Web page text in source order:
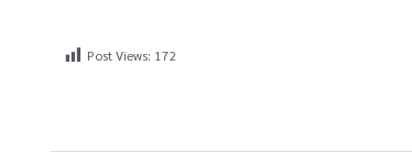
Post Views: 172